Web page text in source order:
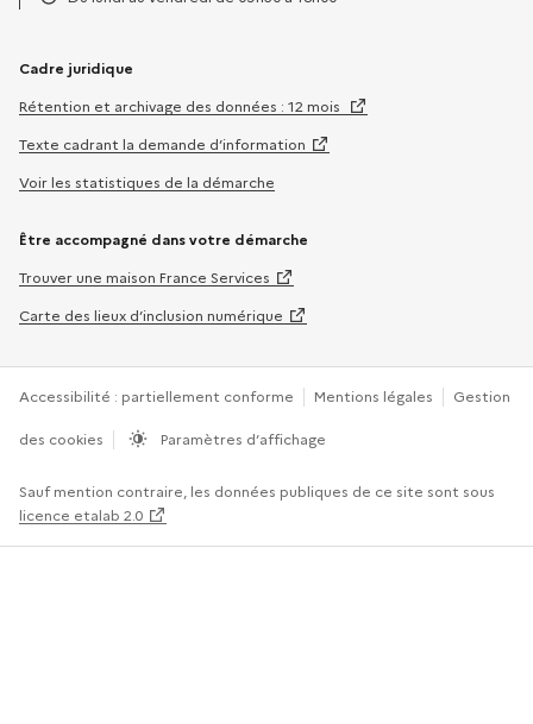
Cadre juridique
Rétention et archivage des données : 12 mois
Texte cadrant la demande d’information
Voir les statistiques de la démarche
Être accompagné dans votre démarche
Trouver une maison France Services
Carte des lieux d’inclusion numérique
Accessibilité : partiellement conforme Mentions légales Gestion
des cookies Paramètres d’affichage
Sauf mention contraire, les données publiques de ce site sont sous
licence etalab 2.0